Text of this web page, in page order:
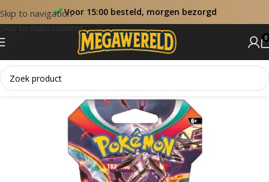
Skip to navigation
Skip to main content
Voor 15:00 besteld, morgen bezorgd
0
Home Sets Obsidian Flames